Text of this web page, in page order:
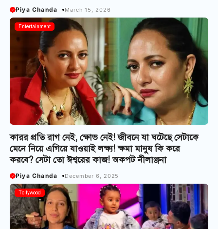
Piya Chanda March 15, 2026
Entertainment
কারর প্রতি রাগ নেই, ক্ষোভ নেই! জীবনে যা ঘটেছে সেটাকে
মেনে নিয়ে এগিয়ে যাওয়াই লক্ষ্য! ক্ষমা মানুষ কি করে
করবে? সেটা তো ঈশ্বরের কাজ! অকপট নীলাঞ্জনা
Piya Chanda December 6, 2025
Tollywood